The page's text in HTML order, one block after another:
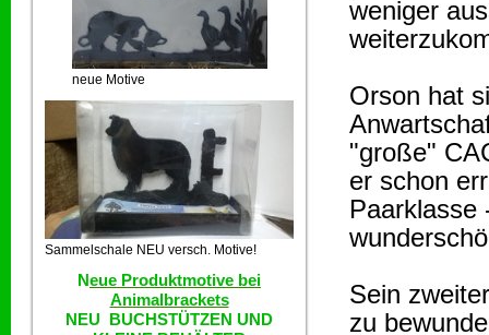
neue Motive
Sammelschale NEU versch. Motive!
Neue Produktmotive bei
Animalbrackets
NEU BUCHSTÜTZEN UND
weniger
Orson hat
"große"
er schon
Paarklasse
Sein
zu